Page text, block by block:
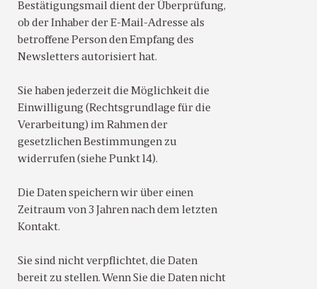
Bestätigungsmail dient der Überprüfung,
ob der Inhaber der E-Mail-Adresse als
betroffene Person den Empfang des
Newsletters autorisiert hat.
Sie haben jederzeit die Möglichkeit die
Einwilligung (Rechtsgrundlage für die
Verarbeitung) im Rahmen der
gesetzlichen Bestimmungen zu
widerrufen (siehe Punkt 14).
Die Daten speichern wir über einen
Zeitraum von 3 Jahren nach dem letzten
Kontakt.
Sie sind nicht verpflichtet, die Daten
bereit zu stellen. Wenn Sie die Daten nicht